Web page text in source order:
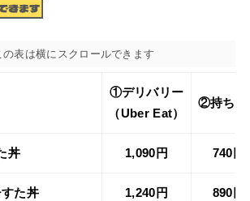
①デリバリー
（Uber Eat）
②持ち帰
丼 1,090円 740円
た丼 1,240円 890円